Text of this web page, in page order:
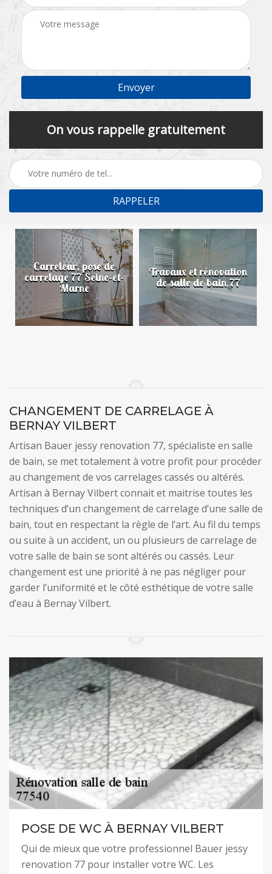
On vous rappelle gratuitement
Carreleur, pose de
carrelage 77 Seine-et-
Marne
Travaux et rénovation
de salle de bain 77
CHANGEMENT DE CARRELAGE À
BERNAY VILBERT
Artisan Bauer jessy renovation 77, spécialiste en salle
de bain, se met totalement à votre profit pour procéder
au changement de vos carrelages cassés ou altérés.
Artisan à Bernay Vilbert connait et maitrise toutes les
techniques d’un changement de carrelage d’une salle de
bain, tout en respectant la règle de l’art. Au fil du temps
ou suite à un accident, un ou plusieurs de carrelage de
votre salle de bain se sont altérés ou cassés. Leur
changement est une priorité à ne pas négliger pour
garder l’uniformité et le côté esthétique de votre salle
d’eau à Bernay Vilbert.
POSE DE WC À BERNAY VILBERT
Qui de mieux que votre professionnel Bauer jessy
renovation 77 pour installer votre WC. Les